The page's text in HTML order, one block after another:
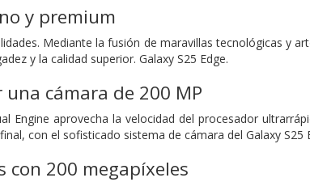
y premium
Mediante la fusión de maravillas tecnológicas y
y la calidad superior. Galaxy S25 Edge.
cámara de 200 MP
Engine aprovecha la velocidad del procesador
con el sofisticado sistema de cámara del Galaxy S25
con 200 megapíxeles